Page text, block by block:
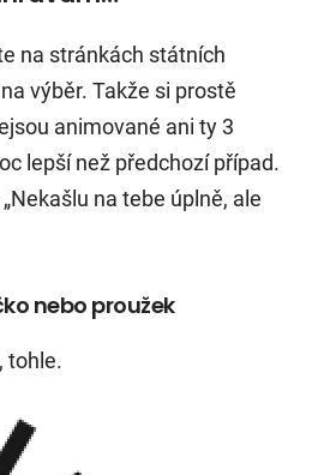
na stránkách státních
výběr. Takže si prostě
animované ani ty 3
lepší než předchozí případ.
na tebe úplně, ale
nebo proužek
tohle.